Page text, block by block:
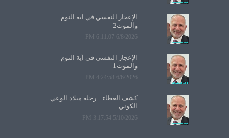
الإعجاز النفسي في آية النوم
والموت2
6/8/2026 6:11:07 PM
الإعجاز النفسي في آية النوم
والموت1
6/6/2026 4:24:58 PM
كشف الغطاء... رحلة ميلاد الوعي
الكوني
5/10/2026 3:17:54 PM